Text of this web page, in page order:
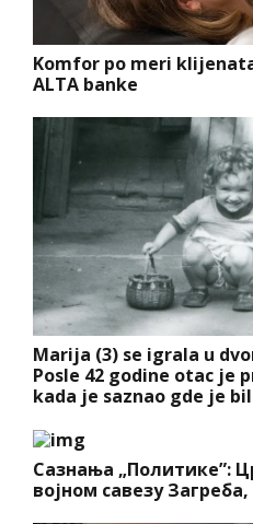
Komfor po meri
ALTA banke
Marija (3) se igrala u
Posle 42 godine otac je
kada je saznao gde je
Сазнања „Политике”:
војном савезу